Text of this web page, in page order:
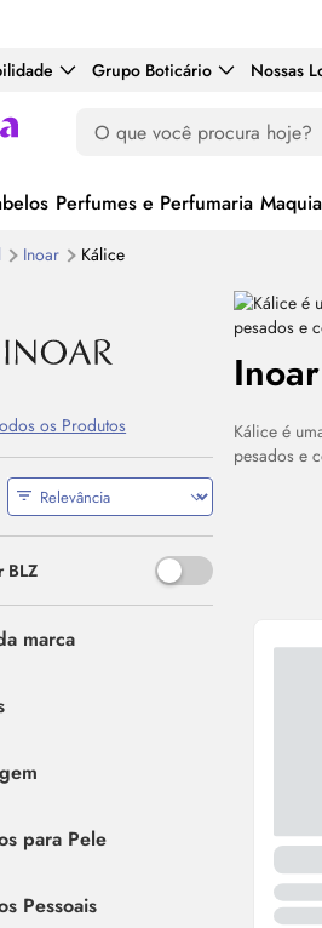
Grupo Boticário Nossas
Perfumes e Perfumaria
Inoar Kálice
Kálice é
pesados e
os Produtos
BLZ Use o espaço ou Enter
marca
para Pele
Pessoais